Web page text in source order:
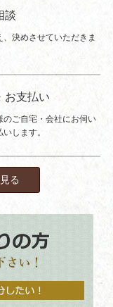
談
決めさせていただきま
お支払い
のご自宅・会社にお伺い
します。
る